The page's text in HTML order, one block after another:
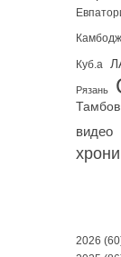
Куб.а
Рязань
Тамбов
видео
2026